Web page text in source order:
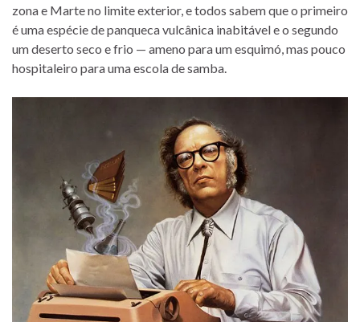
zona e Marte no li­mite ex­te­rior, e to­dos sa­bem que o pri­meiro
é uma es­pé­cie de pan­queca vul­câ­nica ina­bi­tá­vel e o se­gundo
um de­serto seco e frio — ameno para um es­quimó, mas pouco
hos­pi­ta­leiro para uma es­cola de samba.